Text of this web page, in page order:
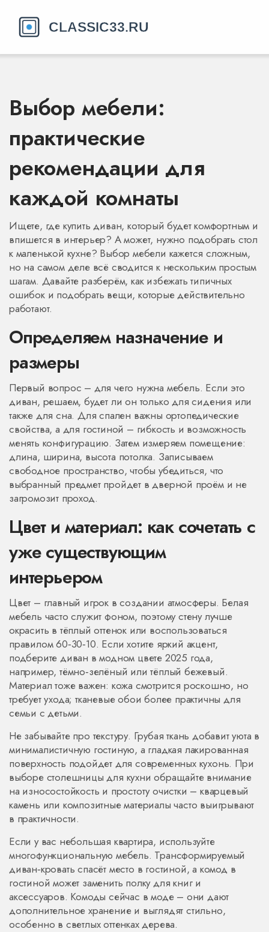
Выбор мебели:
практические
рекомендации для
каждой комнаты
Ищете, где купить диван, который будет комфортным и
впишется в интерьер? А может, нужно подобрать стол
к маленькой кухне? Выбор мебели кажется сложным,
но на самом деле всё сводится к нескольким простым
шагам. Давайте разберём, как избежать типичных
ошибок и подобрать вещи, которые действительно
работают.
Определяем назначение и
размеры
Первый вопрос – для чего нужна мебель. Если это
диван, решаем, будет ли он только для сидения или
также для сна. Для спален важны ортопедические
свойства, а для гостиной – гибкость и возможность
менять конфигурацию. Затем измеряем помещение:
длина, ширина, высота потолка. Записываем
свободное пространство, чтобы убедиться, что
выбранный предмет пройдет в дверной проём и не
загромозит проход.
Цвет и материал: как сочетать с
уже существующим
интерьером
Цвет – главный игрок в создании атмосферы. Белая
мебель часто служит фоном, поэтому стену лучше
окрасить в тёплый оттенок или воспользоваться
правилом 60‑30‑10. Если хотите яркий акцент,
подберите диван в модном цвете 2025 года,
например, тёмно‑зелёный или тёплый бежевый.
Материал тоже важен: кожа смотрится роскошно, но
требует ухода; тканевые обои более практичны для
семьи с детьми.
Не забывайте про текстуру. Грубая ткань добавит уюта в
минималистичную гостиную, а гладкая лакированная
поверхность подойдет для современных кухонь. При
выборе столешницы для кухни обращайте внимание
на износостойкость и простоту очистки – кварцевый
камень или композитные материалы часто выигрывают
в практичности.
Если у вас небольшая квартира, используйте
многофункциональную мебель. Трансформируемый
диван‑кровать спасёт место в гостиной, а комод в
гостиной может заменить полку для книг и
аксессуаров. Комоды сейчас в моде – они дают
дополнительное хранение и выглядят стильно,
особенно в светлых оттенках дерева.